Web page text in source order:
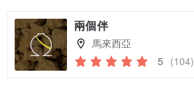
兩個伴
馬來西亞
5 (104)